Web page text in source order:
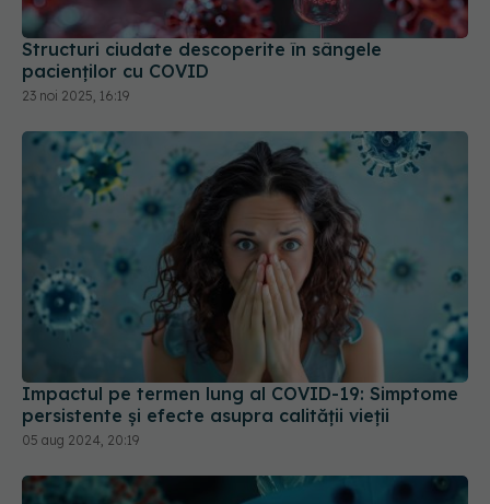
Structuri ciudate descoperite în sângele
pacienților cu COVID
23 noi 2025, 16:19
Impactul pe termen lung al COVID-19: Simptome
persistente și efecte asupra calității vieții
05 aug 2024, 20:19